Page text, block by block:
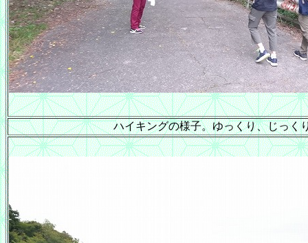
ハイキングの様子。ゆっくり、じっく